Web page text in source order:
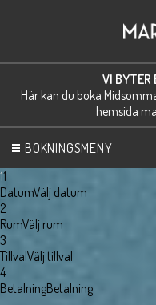
VI BYTER
Här kan du boka
hemsida
BOKNINGSMENY
11
DatumVälj datum
2
RumVälj rum
3
Tillval Välj tillval
4
BetalningBetalning